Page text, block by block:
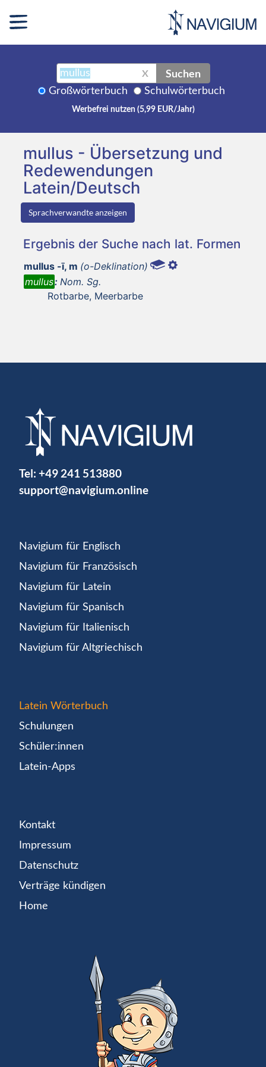
X Suchen
Großwörterbuch Schulwörterbuch
Werbefrei nutzen (5,99 EUR/Jahr)
mullus - Übersetzung und
Redewendungen
Latein/Deutsch
Sprachverwandte anzeigen
Ergebnis der Suche nach lat. Formen
mullus -ī, m (o-Deklination)
mullus: Nom. Sg.
Rotbarbe, Meerbarbe
Tel: +49 241 513880
support@navigium.online
Navigium für Englisch
Navigium für Französisch
Navigium für Latein
Navigium für Spanisch
Navigium für Italienisch
Navigium für Altgriechisch
Latein Wörterbuch
Schulungen
Schüler:innen
Latein-Apps
Kontakt
Impressum
Datenschutz
Verträge kündigen
Home